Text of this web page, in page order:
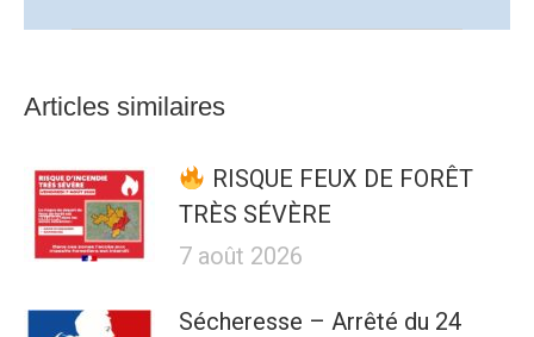
Articles similaires
RISQUE FEUX DE FORÊT
TRÈS SÉVÈRE
7 août 2026
Sécheresse – Arrêté du 24